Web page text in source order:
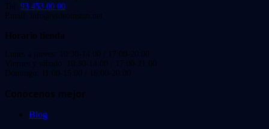
Tel: 93 453 00 00
Email: info@videoinstan.net
Horario tienda
Lunes a jueves: 10:30-14:00 / 17:00-20:00
Viernes y sábado: 10:30-14:00 / 17:00-21:00
Domingo: 11:00-15:00 / 16:00-20:00
Conócenos mejor
Blog